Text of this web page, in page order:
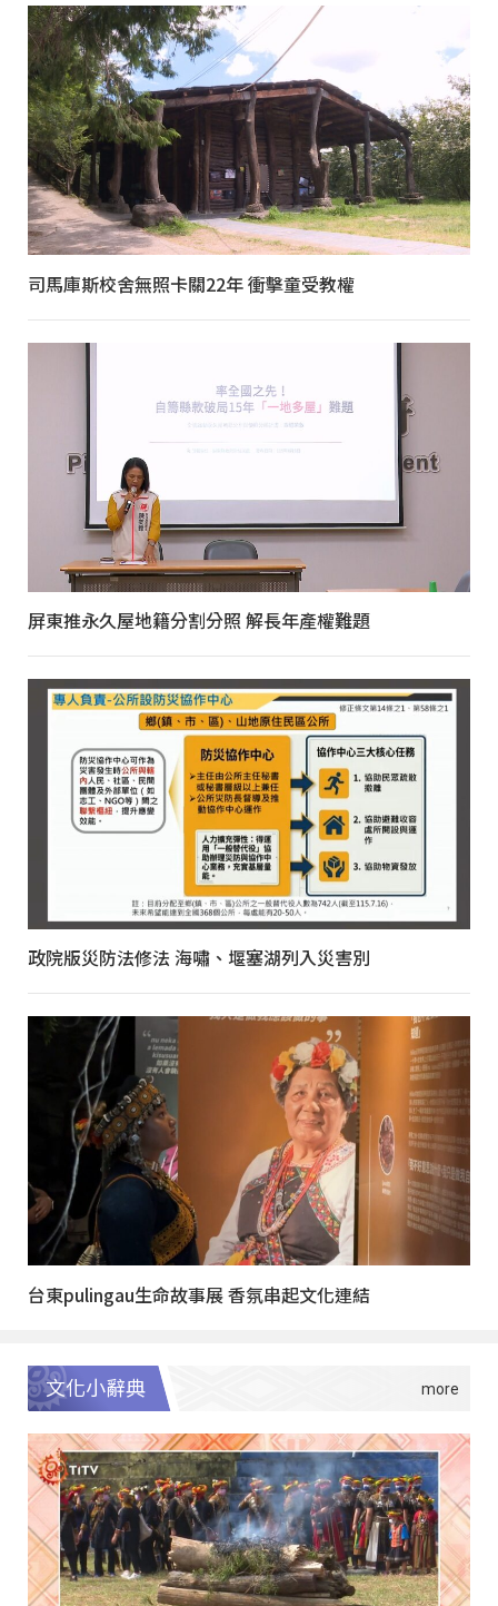
司馬庫斯校舍無照卡關22年 衝擊童受教權
屏東推永久屋地籍分割分照 解長年產權難題
政院版災防法修法 海嘯、堰塞湖列入災害別
台東pulingau生命故事展 香氛串起文化連結
文化小辭典